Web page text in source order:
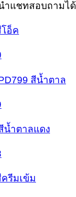
ำแชทสอบถามได้